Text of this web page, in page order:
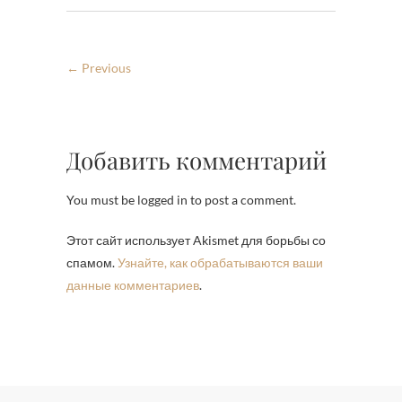
← Previous
Добавить комментарий
You must be logged in to post a comment.
Этот сайт использует Akismet для борьбы со
спамом.Узнайте, как обрабатываются ваши
данные комментариев.